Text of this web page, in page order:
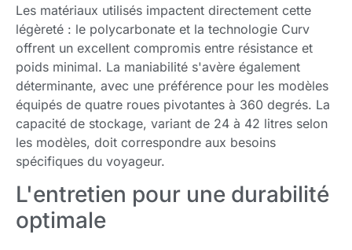
Les matériaux utilisés impactent directement cette
légèreté : le polycarbonate et la technologie Curv
offrent un excellent compromis entre résistance et
poids minimal. La maniabilité s'avère également
déterminante, avec une préférence pour les modèles
équipés de quatre roues pivotantes à 360 degrés. La
capacité de stockage, variant de 24 à 42 litres selon
les modèles, doit correspondre aux besoins
spécifiques du voyageur.
L'entretien pour une durabilité
optimale